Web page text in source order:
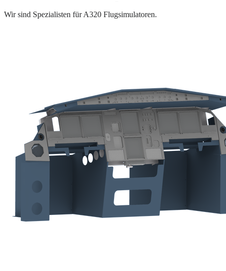
Wir sind Spezialisten für A320 Flugsimulatoren.